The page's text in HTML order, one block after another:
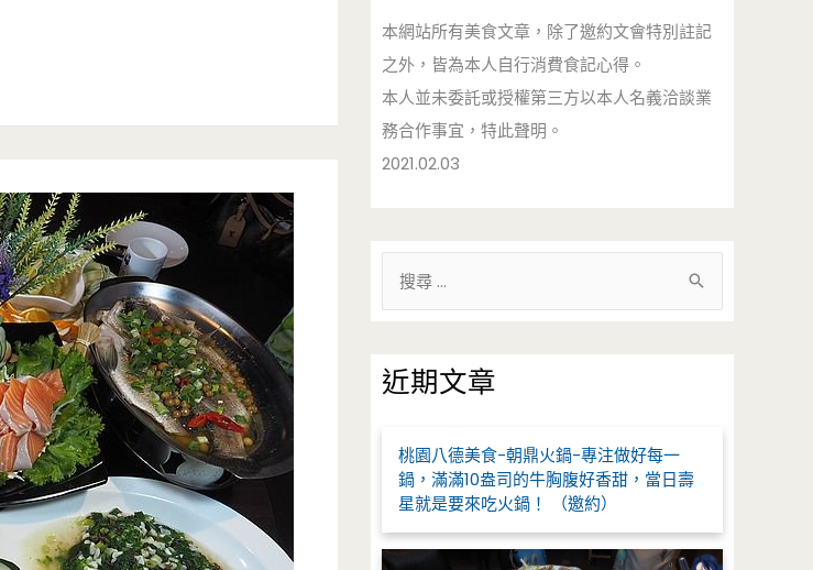
本網站所有美食文章，除了邀約文會特別註記
之外，皆為本人自行消費食記心得。
本人並未委託或授權第三方以本人名義洽談業
務合作事宜，特此聲明。
2021.02.03
鍵
字
近期文章
桃園八德美食-朝鼎火鍋-專注做好每一
鍋，滿滿10盎司的牛胸腹好香甜，當日壽
星就是要來吃火鍋！ （邀約）